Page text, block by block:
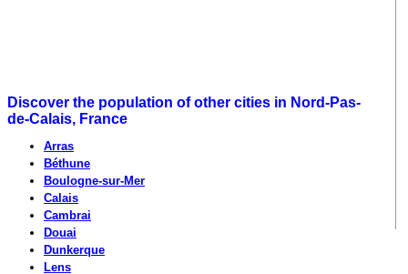
Discover the population of other cities in Nord-Pas-
de-Calais, France
Arras
Béthune
Boulogne-sur-Mer
Calais
Cambrai
Douai
Dunkerque
Lens